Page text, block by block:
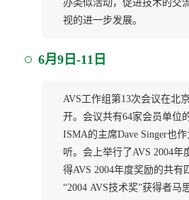
办类似活动，促进技术的交
视的进一步发展。
6月9日-11日
AVS工作组第13次会议在北
开。会议共有64家会员单位
ISMA的主席Dave Singer也
听。会上举行了AVS 2004
得AVS 2004年度奖励的共有
“2004 AVS技术奖”获得者马